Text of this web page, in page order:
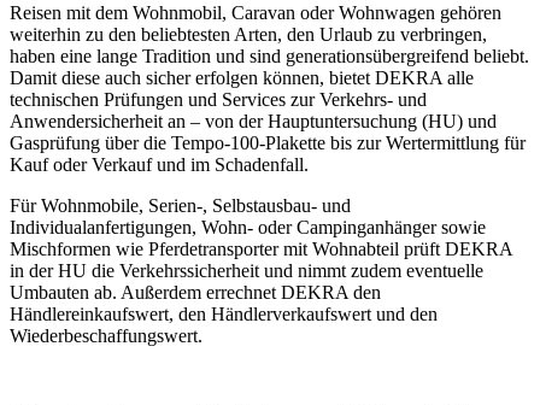
Reisen mit dem Wohnmobil, Caravan oder Wohnwagen gehören
weiterhin zu den beliebtesten Arten, den Urlaub zu verbringen,
haben eine lange Tradition und sind generationsübergreifend beliebt.
Damit diese auch sicher erfolgen können, bietet DEKRA alle
technischen Prüfungen und Services zur Verkehrs- und
Anwendersicherheit an – von der Hauptuntersuchung (HU) und
Gasprüfung über die Tempo-100-Plakette bis zur Wertermittlung für
Kauf oder Verkauf und im Schadenfall.
Für Wohnmobile, Serien-, Selbstausbau- und
Individualanfertigungen, Wohn- oder Campinganhänger sowie
Mischformen wie Pferdetransporter mit Wohnabteil prüft DEKRA
in der HU die Verkehrssicherheit und nimmt zudem eventuelle
Umbauten ab. Außerdem errechnet DEKRA den
Händlereinkaufswert, den Händlerverkaufswert und den
Wiederbeschaffungswert.